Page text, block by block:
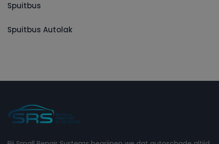
Spuitbus
Spuitbus Autolak